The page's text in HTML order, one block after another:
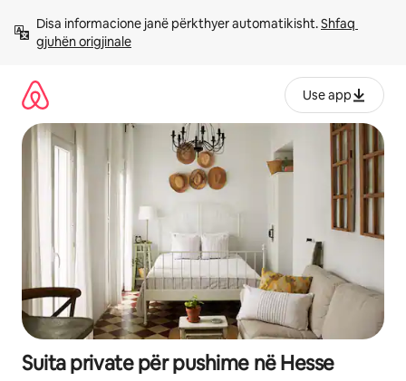
përmbajtja
Disa informacione janë përkthyer automatikisht. Shfaq
gjuhën origjinale
Use app
Suita private për pushime në Hesse